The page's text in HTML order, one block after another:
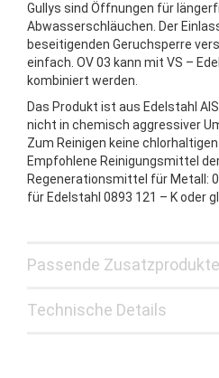
Gullys sind Öffnungen für
Abwasserschläuchen. Der
beseitigenden Geruchsperre
einfach. OV 03 kann mit VS –
kombiniert werden.
Das Produkt ist aus Edelstahl
nicht in chemisch aggressiver
Zum Reinigen keine
Empfohlene Reinigungsmittel der
Regenerationsmittel für Metall:
für Edelstahl 0893 121 – K oder
Passende Zusatzprodukte
Technische Details